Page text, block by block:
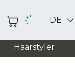
DE
Haarstyler